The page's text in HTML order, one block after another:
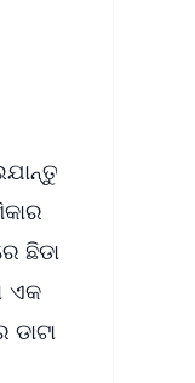
ଛିଡା
ଏକ